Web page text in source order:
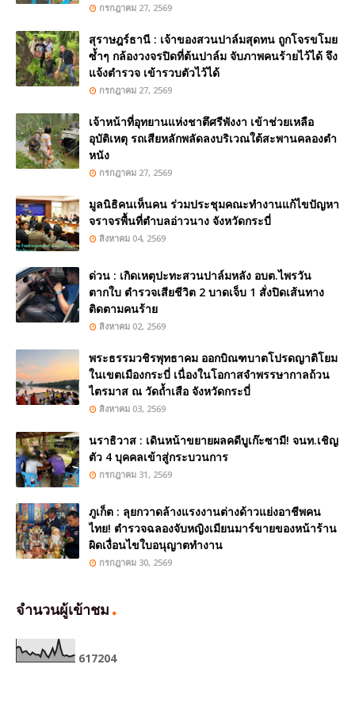
กรกฎาคม 27, 2569
สุราษฎร์ธานี : เจ้าของสวนปาล์มสุดทน ถูกโจรขโมย
ซ้ำๆ กล้องวงจรปิดที่ต้นปาล์ม จับภาพคนร้ายไว้ได้ จึง
แจ้งตำรวจ เข้ารวบตัวไว้ได้
กรกฎาคม 27, 2569
เจ้าหน้าที่อุทยานแห่งชาตึศรีพังงา เข้าช่วยเหลือ
อุบัติเหตุ รถเสียหลักพลัดลงบริเวณใต้สะพานคลองตำ
หนัง
กรกฎาคม 27, 2569
มูลนิธิคนเห็นคน ร่วมประชุมคณะทำงานแก้ไขปัญหา
จราจรพื้นที่ตำบลอ่าวนาง จังหวัดกระบี่
สิงหาคม 04, 2569
ด่วน : เกิดเหตุปะทะสวนปาล์มหลัง อบต.ไพรวัน
ตากใบ ตำรวจเสียชีวิต 2 บาดเจ็บ 1 สั่งปิดเส้นทาง
ติดตามคนร้าย
สิงหาคม 02, 2569
พระธรรมวชิรพุทธาคม ออกบิณฑบาตโปรดญาติโยม
ในเขตเมืองกระบี่ เนื่องในโอกาสจำพรรษากาลถ้วน
ไตรมาส ณ วัดถ้ำเสือ จังหวัดกระบี่
สิงหาคม 03, 2569
นราธิวาส : เดินหน้าขยายผลคดีบูเก๊ะซามี! จนท.เชิญ
ตัว 4 บุคคลเข้าสู่กระบวนการ
กรกฎาคม 31, 2569
ภูเก็ต : ลุยกวาดล้างแรงงานต่างด้าวแย่งอาชีพคน
ไทย! ตำรวจฉลองจับหญิงเมียนมาร์ขายของหน้าร้าน
ผิดเงื่อนไขใบอนุญาตทำงาน
กรกฎาคม 30, 2569
จำนวนผู้เข้าชม
617204